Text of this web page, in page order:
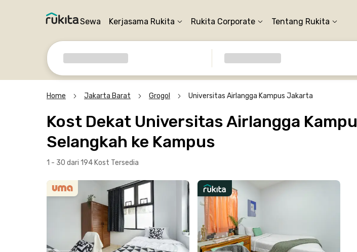
Sewa Kerjasama Rukita Rukita Corporate Tentang Rukita
Home Jakarta Barat Grogol Universitas Airlangga Kampus Jakarta
Kost Dekat Universitas Airlangga
Selangkah ke Kampus
1 - 30 dari 194 Kost Tersedia